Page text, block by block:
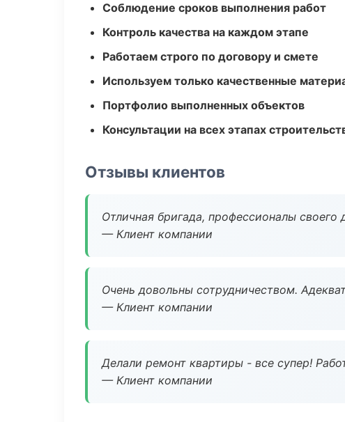
Соблюдение сроков выполнения работ
Контроль качества на каждом этапе
Работаем строго по договору и смете
Используем только качественные
Портфолио выполненных объектов
Консультации на всех этапах
Отзывы клиентов
Отличная бригада, профессионалы
— Клиент компании
Очень довольны сотрудничеством.
— Клиент компании
Делали ремонт квартиры - все супер!
— Клиент компании